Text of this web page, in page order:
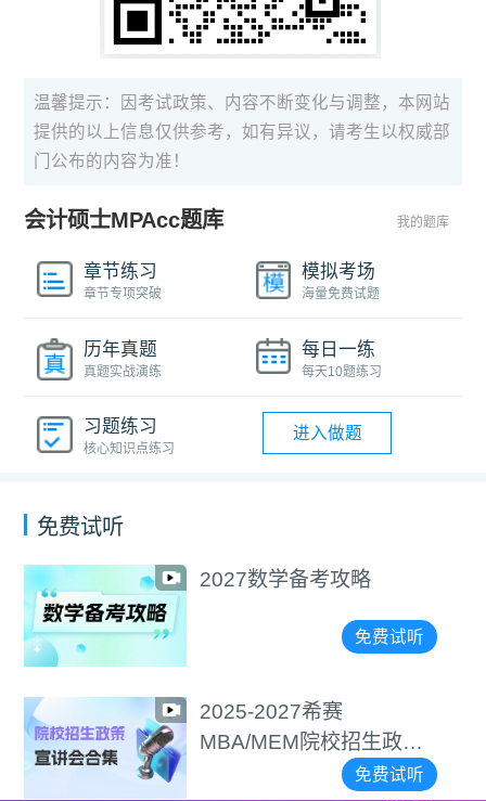
温馨提示：因考试政策、内容不断变化与调整，本网站
提供的以上信息仅供参考，如有异议，请考生以权威部
门公布的内容为准！
会计硕士MPAcc题库 我的题库
章节练习
章节专项突破
模拟考场
海量免费试题
历年真题
真题实战演练
每日一练
每天10题练习
习题练习
核心知识点练习
进入做题
免费试听
2027数学备考攻略
免费试听
2025-2027希赛
MBA/MEM院校招生政策
免费试听